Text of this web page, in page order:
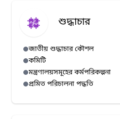
শুদ্ধাচার
জাতীয় শুদ্ধাচার কৌশল
কমিটি
মন্ত্রণালয়সমূহের কর্মপরিকল্পনা
প্রমিত পরিচালনা পদ্ধতি